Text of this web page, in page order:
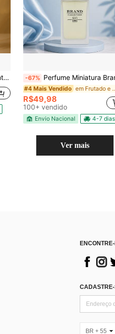
-67% Perfume Miniatura Brand Collection Nº 093
#4 Mais Vendido em
R$49,98
100+ vendido
Envio Nacional 4-7 dias
Ver mais
BR + 55